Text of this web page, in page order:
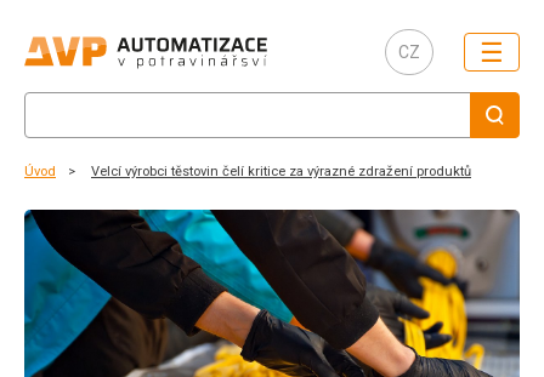
CZ ☰
Úvod Velcí výrobci těstovin čelí kritice za výrazné zdražení produktů